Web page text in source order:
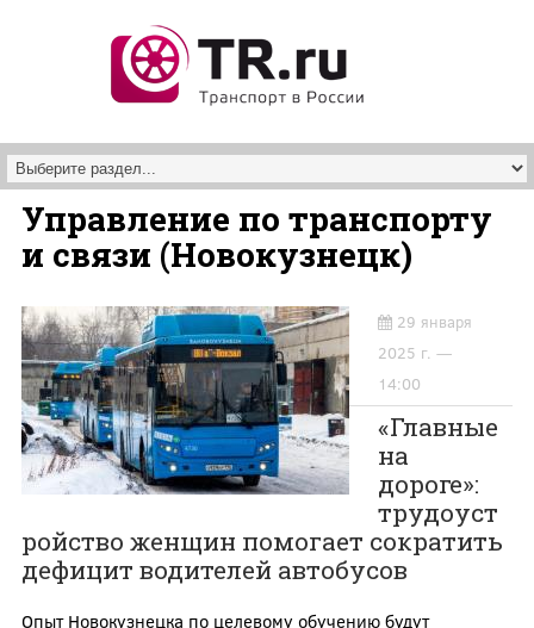
Управление по транспорту
и связи (Новокузнецк)
29 января
2025 г. —
14:00
«Главные
на
дороге»:
трудоуст
ройство женщин помогает сократить
дефицит водителей автобусов
Опыт Новокузнецка по целевому обучению будут